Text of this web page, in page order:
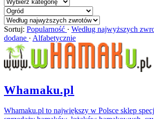
Sortuj: Popularność · Według najwyższych
dodane · Alfabetycznie
Whamaku.pl
Whamaku.pl to największy w Polsce sklep